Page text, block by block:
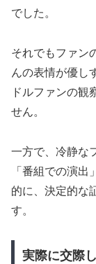
でした。
それでもファン
んの表情が優し
ドルファンの観
せん。
一方で、冷静な
「番組での演
的に、決定的な
す。
実際に交際